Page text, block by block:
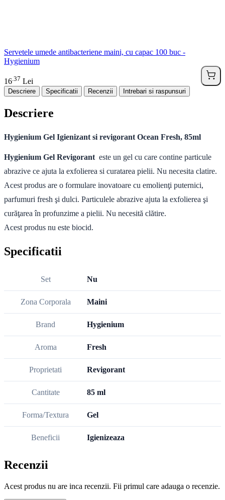
Servetele umede antibacteriene maini, cu capac 100 buc -
Hygienium
16 37 Lei
Descriere Specificatii Recenzii Intrebari si raspunsuri
Descriere
Hygienium Gel Igienizant si revigorant Ocean Fresh, 85ml
Hygienium Gel Revigorant este un gel cu care contine particule
abrazive ce ajuta la exfolierea si curatarea pielii. Nu necesita clatire.
Acest produs are o formulare inovatoare cu emolienţi puternici,
parfumuri fresh şi dulci. Particulele abrazive ajuta la exfolierea şi
curăţarea în profunzime a pielii. Nu necesită clătire.
Acest produs nu este biocid.
Specificatii
Set Nu
Zona Corporala Maini
Brand Hygienium
Aroma Fresh
Proprietati Revigorant
Cantitate 85 ml
Forma/Textura Gel
Beneficii Igienizeaza
Recenzii
Acest produs nu are inca recenzii. Fii primul care adauga o recenzie.